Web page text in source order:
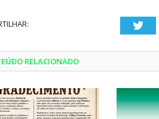
RELACIONADO